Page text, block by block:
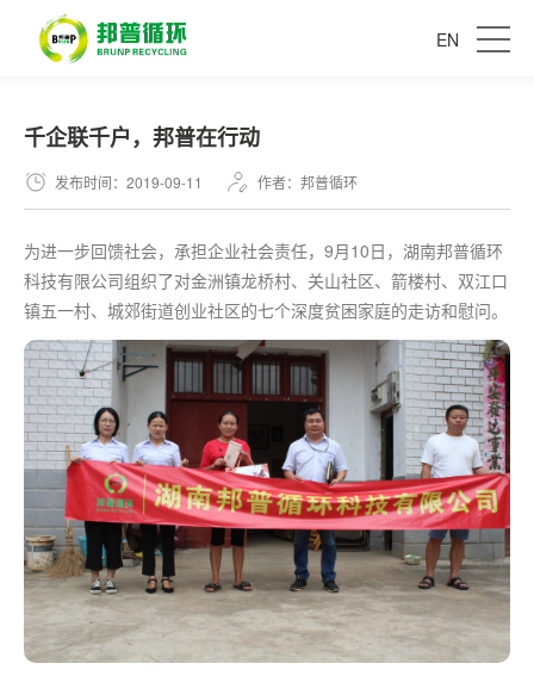
EN
千企联千户，邦普在行动
发布时间：2019-09-11 作者：邦普循环
为进一步回馈社会，承担企业社会责任，9月10日，湖南邦普循环
科技有限公司组织了对金洲镇龙桥村、关山社区、箭楼村、双江口
镇五一村、城郊街道创业社区的七个深度贫困家庭的走访和慰问。